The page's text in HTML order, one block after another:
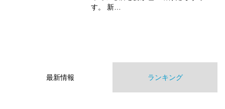
す。 新…
最新情報 ランキング